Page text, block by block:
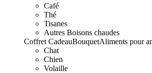
Café
Thé
Tisanes
Autres Boisons chaudes
Coffret CadeauBouquetAliments pour
Chat
Chien
Volaille